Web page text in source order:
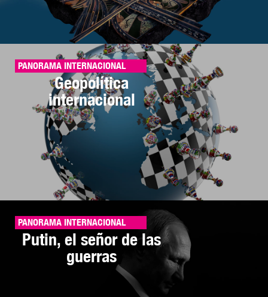
PANORAMA INTERNACIONAL
Geopolítica
internacional
PANORAMA INTERNACIONAL
Putin, el señor de las
guerras